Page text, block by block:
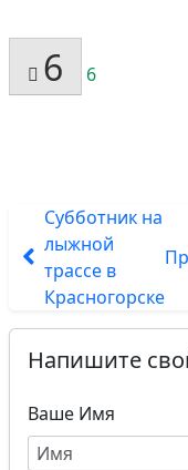
6 6
Субботник на
лыжной
трассе в
Красногорске
Напишите
Ваше Имя